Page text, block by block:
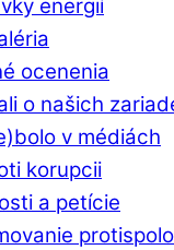
energií
ocenenia
o našich
v médiách
korupcii
a petície